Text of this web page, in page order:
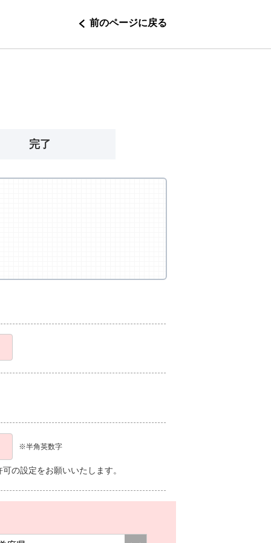
前のページに戻る
完了
※半角英数字
の設定をお願いいたします。